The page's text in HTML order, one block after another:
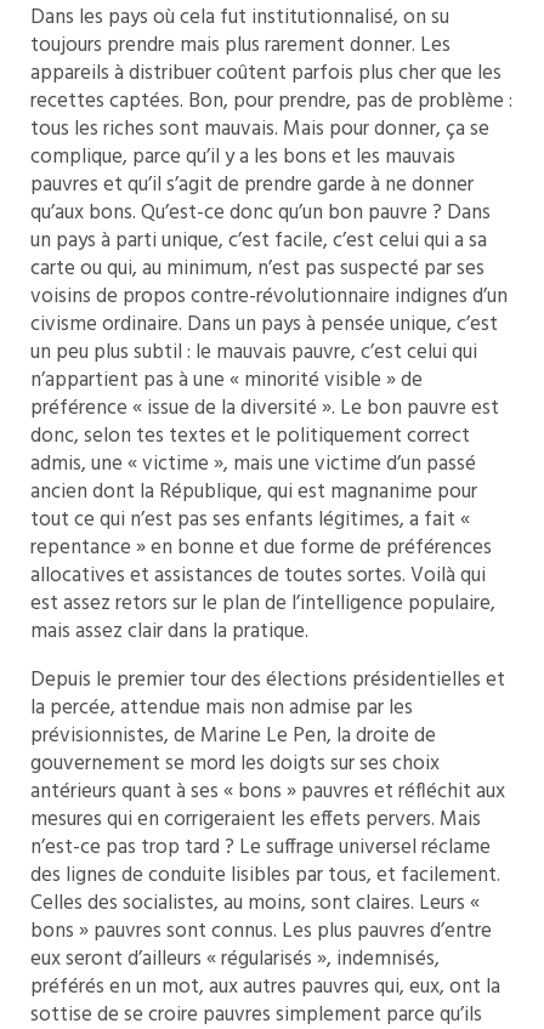
Dans les pays où cela fut institutionnalisé, on su
toujours prendre mais plus rarement donner. Les
appareils à distribuer coûtent parfois plus cher que les
recettes captées. Bon, pour prendre, pas de problème :
tous les riches sont mauvais. Mais pour donner, ça se
complique, parce qu’il y a les bons et les mauvais
pauvres et qu’il s’agit de prendre garde à ne donner
qu’aux bons. Qu’est-ce donc qu’un bon pauvre ? Dans
un pays à parti unique, c’est facile, c’est celui qui a sa
carte ou qui, au minimum, n’est pas suspecté par ses
voisins de propos contre-révolutionnaire indignes d’un
civisme ordinaire. Dans un pays à pensée unique, c’est
un peu plus subtil : le mauvais pauvre, c’est celui qui
n’appartient pas à une « minorité visible » de
préférence « issue de la diversité ». Le bon pauvre est
donc, selon tes textes et le politiquement correct
admis, une « victime », mais une victime d’un passé
ancien dont la République, qui est magnanime pour
tout ce qui n’est pas ses enfants légitimes, a fait «
repentance » en bonne et due forme de préférences
allocatives et assistances de toutes sortes. Voilà qui
est assez retors sur le plan de l’intelligence populaire,
mais assez clair dans la pratique.
Depuis le premier tour des élections présidentielles et
la percée, attendue mais non admise par les
prévisionnistes, de Marine Le Pen, la droite de
gouvernement se mord les doigts sur ses choix
antérieurs quant à ses « bons » pauvres et réfléchit aux
mesures qui en corrigeraient les effets pervers. Mais
n’est-ce pas trop tard ? Le suffrage universel réclame
des lignes de conduite lisibles par tous, et facilement.
Celles des socialistes, au moins, sont claires. Leurs «
bons » pauvres sont connus. Les plus pauvres d’entre
eux seront d’ailleurs « régularisés », indemnisés,
préférés en un mot, aux autres pauvres qui, eux, ont la
sottise de se croire pauvres simplement parce qu’ils